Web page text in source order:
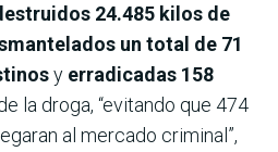
24.485 kilos de
un total de 71
y erradicadas 158
la droga, “evitando que 474
al mercado criminal”,